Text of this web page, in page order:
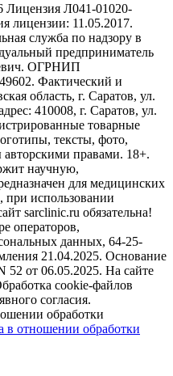
Л041-01020-
лицензии: 11.05.2017.
служба по надзору в
предприниматель
ОГРНИП
Фактический и
область, г. Саратов, ул.
410008, г. Саратов, ул.
товарные
тексты, фото,
правами. 18+.
научную,
для медицинских
при использовании
sarclinic.ru обязательна!
операторов,
данных, 64-25-
21.04.2025. Основание
52 от 06.05.2025. На сайте
cookie-файлов
согласия.
обработки
в отношении обработки